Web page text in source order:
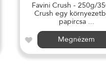
Favini Crush - 250g/
Crush egy
papírcsa ...
Megnézem